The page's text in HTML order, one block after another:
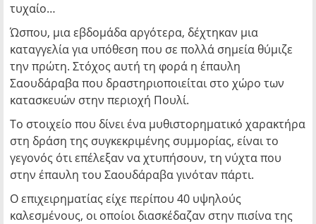
τυχαίο…
Ώσπου, μια εβδομάδα αργότερα, δέχτηκαν μια
καταγγελία για υπόθεση που σε πολλά σημεία θύμιζε
την πρώτη. Στόχος αυτή τη φορά η έπαυλη
Σαουδάραβα που δραστηριοποιείται στο χώρο των
κατασκευών στην περιοχή Πουλί.
Το στοιχείο που δίνει ένα μυθιστορηματικό χαρακτήρα
στη δράση της συγκεκριμένης συμμορίας, είναι το
γεγονός ότι επέλεξαν να χτυπήσουν, τη νύχτα που
στην έπαυλη του Σαουδάραβα γινόταν πάρτι.
Ο επιχειρηματίας είχε περίπου 40 υψηλούς
καλεσμένους, οι οποίοι διασκέδαζαν στην πισίνα της